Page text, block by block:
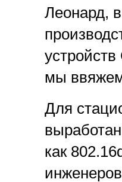
Леонард,
мы
Для
как